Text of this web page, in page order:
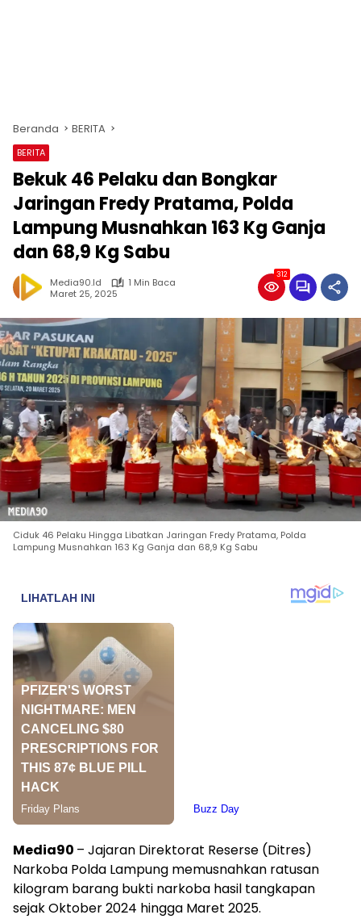
Beranda BERITA
BERITA
Bekuk 46 Pelaku dan Bongkar
Jaringan Fredy Pratama, Polda
Lampung Musnahkan 163 Kg Ganja
dan 68,9 Kg Sabu
Media90.id
1 Min Baca
Maret 25, 2025
312
Ciduk 46 Pelaku Hingga Libatkan Jaringan Fredy Pratama, Polda
Lampung Musnahkan 163 Kg Ganja dan 68,9 Kg Sabu
Media90 – Jajaran Direktorat Reserse (Ditres)
Narkoba Polda Lampung memusnahkan ratusan
kilogram barang bukti narkoba hasil tangkapan
sejak Oktober 2024 hingga Maret 2025.